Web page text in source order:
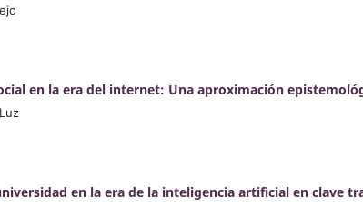
en la era del internet: Una aproximación
en la era de la inteligencia artificial en clave